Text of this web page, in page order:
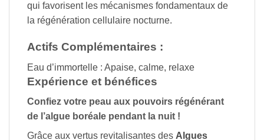
qui favorisent les mécanismes fondamentaux de
la régénération cellulaire nocturne.
Actifs Complémentaires :
Eau d’immortelle : Apaise, calme, relaxe
Expérience et bénéfices
Confiez votre peau aux pouvoirs régénérant
de l’algue boréale pendant la nuit !
Grâce aux vertus revitalisantes des Algues